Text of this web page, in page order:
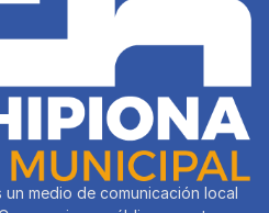
medio de comunicación local